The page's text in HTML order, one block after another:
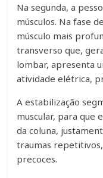
Na segunda, a
músculos. Na fase
músculo mais
transverso que,
lombar, apresenta
atividade elétrica,
A estabilização
muscular, para que
da coluna,
traumas
precoces.